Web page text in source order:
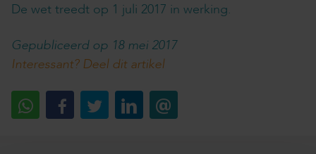
De wet treedt op 1 juli 2017 in werking.
Gepubliceerd op 18 mei 2017
Interessant? Deel dit artikel